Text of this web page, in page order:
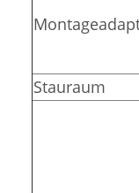
Stauraum